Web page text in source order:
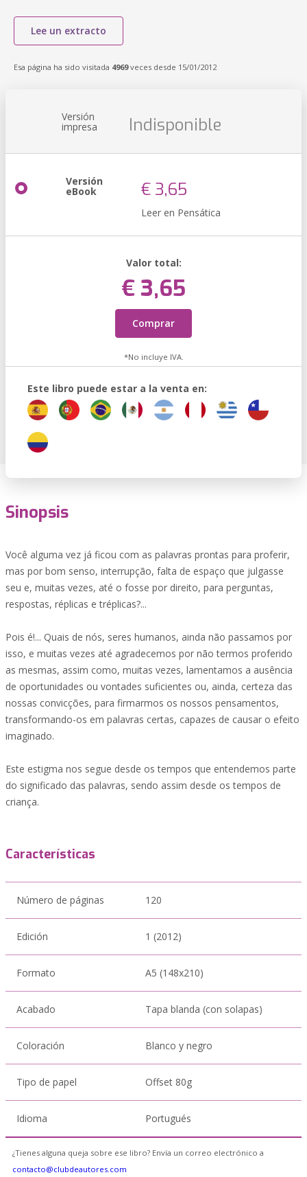
Lee un extracto
Esa página ha sido visitada 4969veces desde 15/01/2012
Versión
impresa Indisponible
Versión
eBook € 3,65
Leer en Pensática
Valor total:
€ 3,65
Comprar
*No incluye IVA.
Este libro puede estar a la venta en:
Sinopsis
Você alguma vez já ficou com as palavras prontas para proferir,
mas por bom senso, interrupção, falta de espaço que julgasse
seu e, muitas vezes, até o fosse por direito, para perguntas,
respostas, réplicas e tréplicas?...
Pois é!... Quais de nós, seres humanos, ainda não passamos por
isso, e muitas vezes até agradecemos por não termos proferido
as mesmas, assim como, muitas vezes, lamentamos a ausência
de oportunidades ou vontades suficientes ou, ainda, certeza das
nossas convicções, para firmarmos os nossos pensamentos,
transformando-os em palavras certas, capazes de causar o efeito
imaginado.
Este estigma nos segue desde os tempos que entendemos parte
do significado das palavras, sendo assim desde os tempos de
criança.
Características
Número de páginas 120
Edición 1 (2012)
Formato A5 (148x210)
Acabado Tapa blanda (con solapas)
Coloración Blanco y negro
Tipo de papel Offset 80g
Idioma Portugués
¿Tienes alguna queja sobre ese libro? Envía un correo electrónico a
contacto@clubdeautores.com